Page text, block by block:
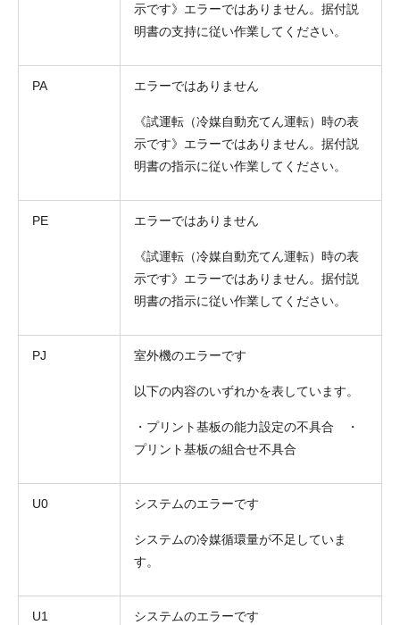
示です》エラーではありません。据付説
明書の支持に従い作業してください。
PA エラーではありません
《試運転（冷媒自動充てん運転）時の表
示です》エラーではありません。据付説
明書の指示に従い作業してください。
PE エラーではありません
《試運転（冷媒自動充てん運転）時の表
示です》エラーではありません。据付説
明書の指示に従い作業してください。
PJ 室外機のエラーです
以下の内容のいずれかを表しています。
・プリント基板の能力設定の不具合 ・
プリント基板の組合せ不具合
U0 システムのエラーです
システムの冷媒循環量が不足していま
す。
U1 システムのエラーです